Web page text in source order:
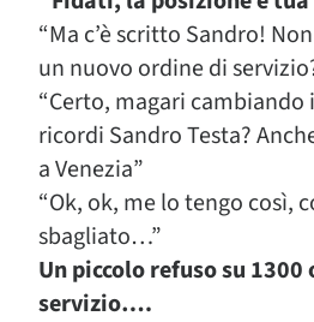
“Ma c’è scritto Sandro!
un nuovo ordine di
“Certo, magari
ricordi Sandro Testa?
a Venezia”
“Ok, ok, me lo tengo così,
sbagliato…”
Un piccolo refuso su
servizio….